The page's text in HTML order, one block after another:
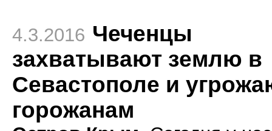
4.3.2016 Чеченцы
захватывают землю в
Севастополе и
горожанам